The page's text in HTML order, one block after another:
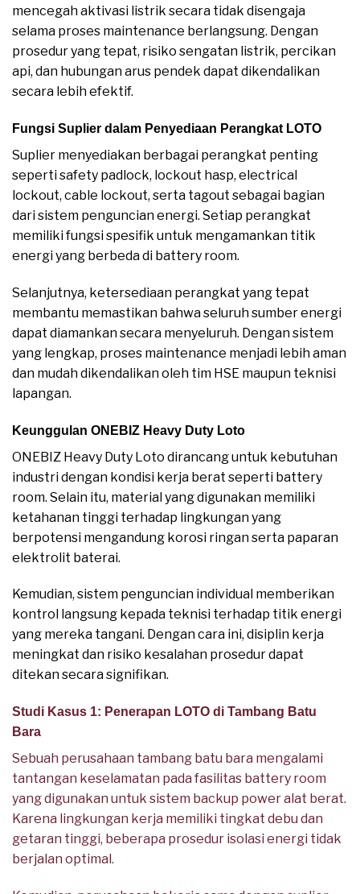
mencegah aktivasi listrik secara tidak disengaja
selama proses maintenance berlangsung. Dengan
prosedur yang tepat, risiko sengatan listrik, percikan
api, dan hubungan arus pendek dapat dikendalikan
secara lebih efektif.
Fungsi Suplier dalam Penyediaan Perangkat LOTO
Suplier menyediakan berbagai perangkat penting
seperti safety padlock, lockout hasp, electrical
lockout, cable lockout, serta tagout sebagai bagian
dari sistem penguncian energi. Setiap perangkat
memiliki fungsi spesifik untuk mengamankan titik
energi yang berbeda di battery room.
Selanjutnya, ketersediaan perangkat yang tepat
membantu memastikan bahwa seluruh sumber energi
dapat diamankan secara menyeluruh. Dengan sistem
yang lengkap, proses maintenance menjadi lebih aman
dan mudah dikendalikan oleh tim HSE maupun teknisi
lapangan.
Keunggulan ONEBIZ Heavy Duty Loto
ONEBIZ Heavy Duty Loto dirancang untuk kebutuhan
industri dengan kondisi kerja berat seperti battery
room. Selain itu, material yang digunakan memiliki
ketahanan tinggi terhadap lingkungan yang
berpotensi mengandung korosi ringan serta paparan
elektrolit baterai.
Kemudian, sistem penguncian individual memberikan
kontrol langsung kepada teknisi terhadap titik energi
yang mereka tangani. Dengan cara ini, disiplin kerja
meningkat dan risiko kesalahan prosedur dapat
ditekan secara signifikan.
Studi Kasus 1: Penerapan LOTO di Tambang Batu
Bara
Sebuah perusahaan tambang batu bara mengalami
tantangan keselamatan pada fasilitas battery room
yang digunakan untuk sistem backup power alat berat.
Karena lingkungan kerja memiliki tingkat debu dan
getaran tinggi, beberapa prosedur isolasi energi tidak
berjalan optimal.